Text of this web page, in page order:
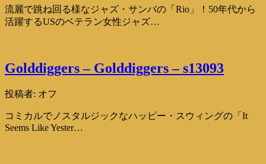
流麗で跳ね回る様なジャズ・サンバの「Rio」！50年代から
活躍するUSのベテラン女性ジャズ…
Golddiggers – Golddiggers – s13093
投稿者: オフ
コミカルでノスタルジックなハッピー・スウィングの「It
Seems Like Yester…